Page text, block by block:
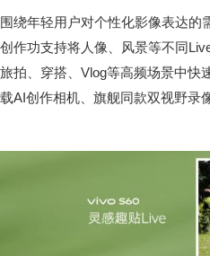
围绕年轻用户对个性化影像表达的
创作功支持将人像、风景等不同
旅拍、穿搭、Vlog等高频场景中快
载AI创作相机、旗舰同款双视野录